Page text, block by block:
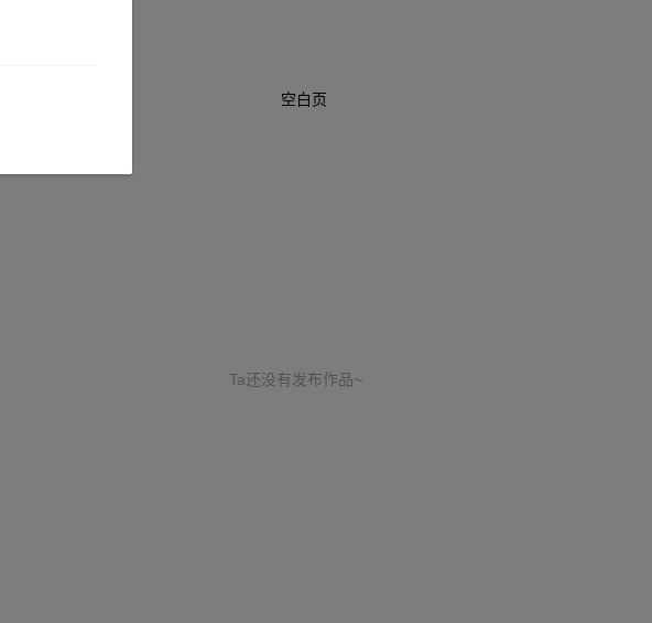
Ta还没有发布作品~